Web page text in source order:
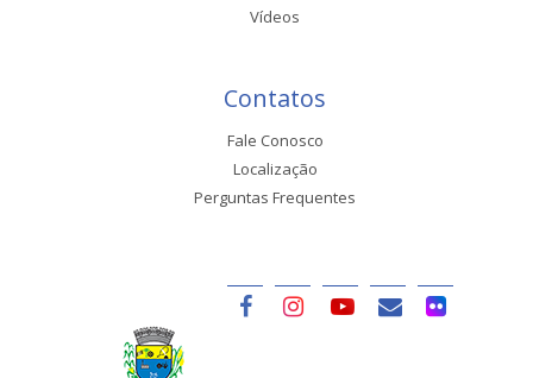
Vídeos
Contatos
Fale Conosco
Localização
Perguntas Frequentes